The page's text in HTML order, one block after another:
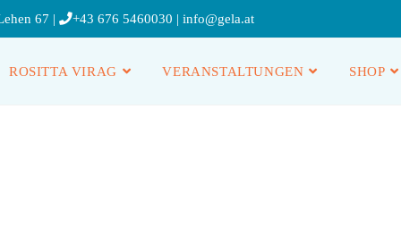
67 | +43 676 5460030 | info@gela.at
ROSITTA VIRAG VERANSTALTUNGEN SHOP